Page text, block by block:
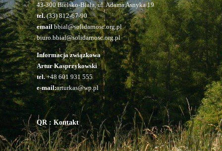
43-300 Bielsko-Biała, ul. Adama Asnyka 19
tel.(33) 812-67-90
emailbbial@solidarnosc.org.pl
biuro.bbial@solidarnosc.org.pl
Informacja związkowa
Artur Kasprzykowski
tel.+48 601 931 555
e-mail:arturkas@wp.pl
QR : Kontakt